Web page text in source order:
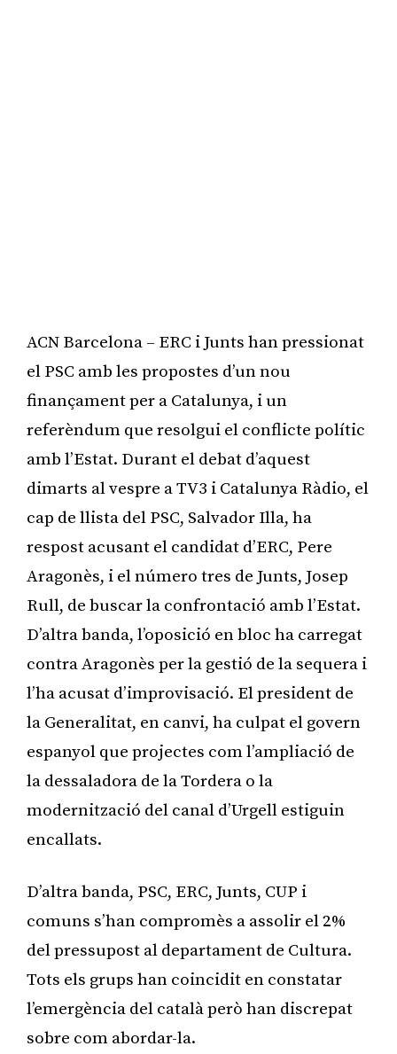
ACN Barcelona – ERC i Junts han pressionat
el PSC amb les propostes d’un nou
finançament per a Catalunya, i un
referèndum que resolgui el conflicte polític
amb l’Estat. Durant el debat d’aquest
dimarts al vespre a TV3 i Catalunya Ràdio, el
cap de llista del PSC, Salvador Illa, ha
respost acusant el candidat d’ERC, Pere
Aragonès, i el número tres de Junts, Josep
Rull, de buscar la confrontació amb l’Estat.
D’altra banda, l’oposició en bloc ha carregat
contra Aragonès per la gestió de la sequera i
l’ha acusat d’improvisació. El president de
la Generalitat, en canvi, ha culpat el govern
espanyol que projectes com l’ampliació de
la dessaladora de la Tordera o la
modernització del canal d’Urgell estiguin
encallats.
D’altra banda, PSC, ERC, Junts, CUP i
comuns s’han compromès a assolir el 2%
del pressupost al departament de Cultura.
Tots els grups han coincidit en constatar
l’emergència del català però han discrepat
sobre com abordar-la.